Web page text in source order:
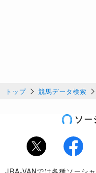
トップ 競馬データ検索
ソ
Twitter Facebook
JRA-VANでは各種ソーシ